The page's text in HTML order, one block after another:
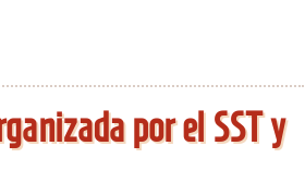
por el SST y